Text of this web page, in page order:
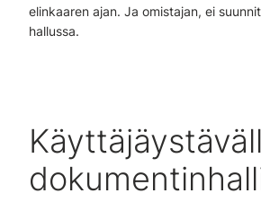
elinkaaren ajan. Ja omistajan, ei
hallussa.